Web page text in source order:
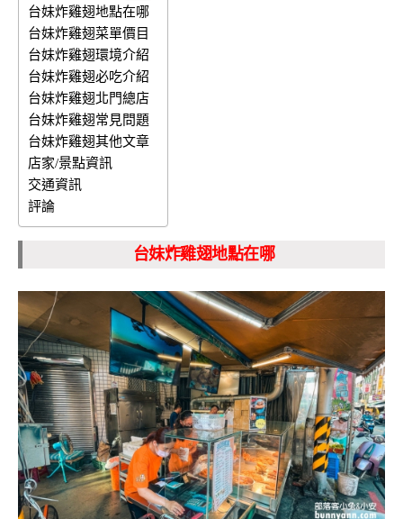
台妹炸雞翅地點在哪
台妹炸雞翅菜單價目
台妹炸雞翅環境介紹
台妹炸雞翅必吃介紹
台妹炸雞翅北門總店
台妹炸雞翅常見問題
台妹炸雞翅其他文章
店家/景點資訊
交通資訊
評論
台妹炸雞翅地點在哪